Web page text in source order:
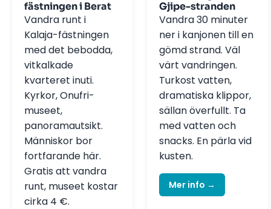
fästningen i Berat
Vandra runt i
Kalaja-fästningen
med det bebodda,
vitkalkade
kvarteret inuti.
Kyrkor, Onufri-
museet,
panoramautsikt.
Människor bor
fortfarande här.
Gratis att vandra
runt, museet kostar
cirka 4 €.
Gjipe-stranden
Vandra 30 minuter
ner i kanjonen till en
gömd strand. Väl
värt vandringen.
Turkost vatten,
dramatiska klippor,
sällan överfullt. Ta
med vatten och
snacks. En pärla vid
kusten.
Mer info →